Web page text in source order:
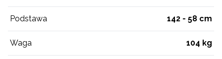
Podstawa 142 - 58 cm
Waga 104 kg